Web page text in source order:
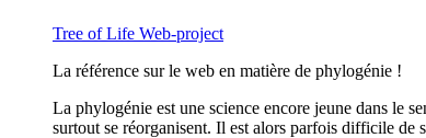
Tree of Life Web-project
La référence sur le web en matière de phylogénie !
La phylogénie est une science encore jeune dans le
surtout se réorganisent. Il est alors parfois difficile de